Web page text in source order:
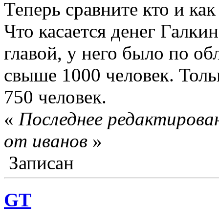
Теперь сравните кто и
Что касается денег
главой, у него было по
свыше 1000 человек.
750 человек.
« Последнее
от иванов »
Записан
GT